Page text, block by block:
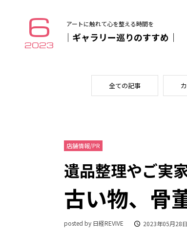
6
2023
アートに触れて心を整える時間を
｜ギャラリー巡りのすすめ｜
全ての記事
店舗情報/PR
遺品整理やご実
古い物、骨
posted by 日経REVIVE 2023年05月28日